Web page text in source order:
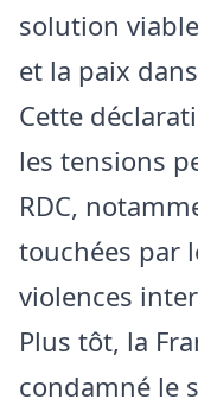
solution
et la paix
Cette
les tensions
RDC,
touchées par
violences
Plus tôt, la
condamné le